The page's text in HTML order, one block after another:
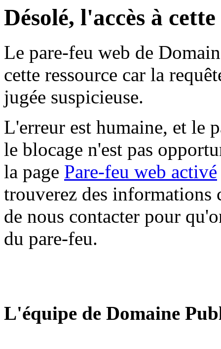
Désolé, l'accès à
Le pare-feu web de
cette ressource car la
jugée suspicieuse.
L'erreur est humaine, et le
le blocage n'est pas
la page Pare-feu web activé
trouverez des informations
de nous contacter pour
du pare-feu.
L'équipe de Domaine